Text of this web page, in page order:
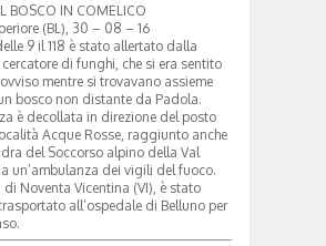
BOSCO IN COMELICO
(BL), 30 – 08 – 16
9 il 118 è stato allertato dalla
di funghi, che si era sentito
mentre si trovavano assieme
bosco non distante da Padola.
è decollata in direzione del posto
Acque Rosse, raggiunto anche
del Soccorso alpino della Val
un’ambulanza dei vigili del fuoco.
di Noventa Vicentina (VI), è stato
all’ospedale di Belluno per